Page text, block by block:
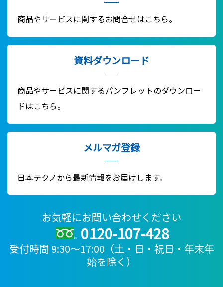
商品やサービスに関するお問合せはこちら。
資料ダウンロード
商品やサービスに関するパンフレットのダウンロー
ドはこちら。
メルマガ登録
日本テクノから最新情報をお届けします。
お気軽にお問い合わせください
0120-107-428
受付時間 9:30～17:00（土・日・祝日・年末年
始を除く）